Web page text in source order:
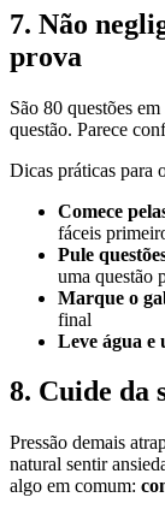
7. Não
prova
São 80 questões
questão. Parece
Dicas práticas para
Comece
fáceis
Pule
uma questão
Marque o
final
Leve água e
8. Cuide da
Pressão demais
natural sentir
algo em comum: